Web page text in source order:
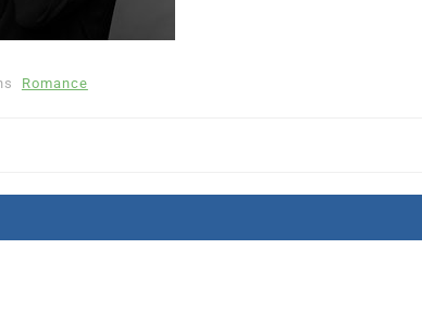
Romance
Le coupable n’est pas Camille